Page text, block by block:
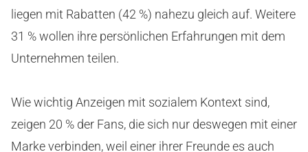
liegen mit Rabatten (42 %) nahezu gleich auf. Weitere
31 % wollen ihre persönlichen Erfahrungen mit dem
Unternehmen teilen.
Wie wichtig Anzeigen mit sozialem Kontext sind,
zeigen 20 % der Fans, die sich nur deswegen mit einer
Marke verbinden, weil einer ihrer Freunde es auch